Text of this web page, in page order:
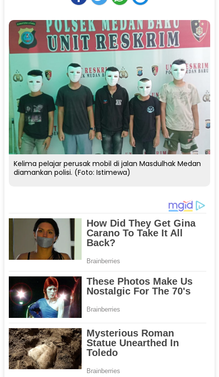
Kelima pelajar perusak mobil di jalan Masdulhak Medan
diamankan polisi. (Foto: Istimewa)